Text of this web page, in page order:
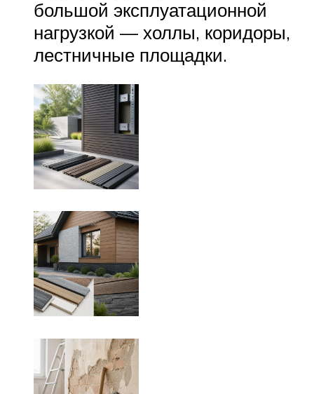
большой эксплуатационной
нагрузкой — холлы, коридоры,
лестничные площадки.